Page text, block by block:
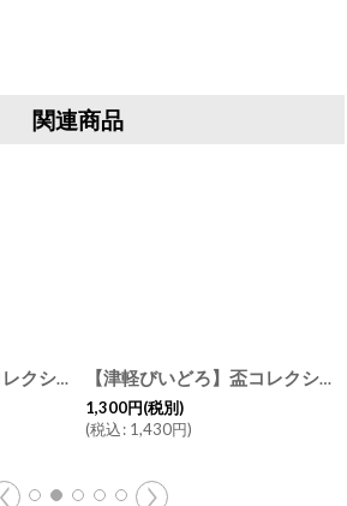
関連商品
[F-71402-
【津軽びいどろ】盃コレクション ストレート 夜風 春風 夏の雫 春の雫 ガラス食器/石塚硝子/アデリア/日本製
【津軽びいどろ】盃コレクション ラッパ 舞桜 滝風 夏椿 夜露 盃 日本酒 ガラス 冷酒 酒器
1,300円(税別)
(税込: 1,430円)